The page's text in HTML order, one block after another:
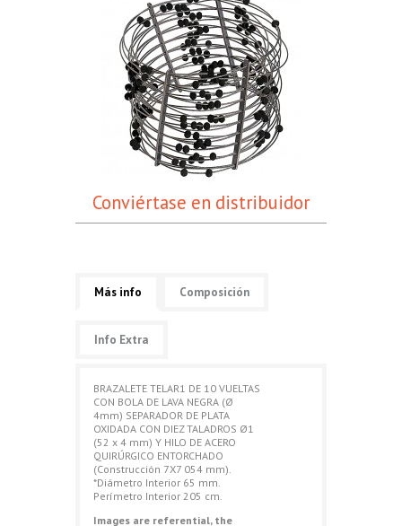
Conviértase en distribuidor
Más info Composición
Info Extra
BRAZALETE TELAR1 DE 10 VUELTAS
CON BOLA DE LAVA NEGRA (Ø
4mm) SEPARADOR DE PLATA
OXIDADA CON DIEZ TALADROS Ø1
(52 x 4 mm) Y HILO DE ACERO
QUIRÚRGICO ENTORCHADO
(Construcción 7X7 054 mm).
*Diámetro Interior 65 mm.
Perímetro Interior 205 cm.
Images are referential, the